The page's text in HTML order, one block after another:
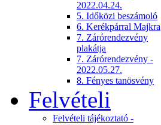
2022.04.24.
5. Időközi beszámoló
6. Kerékpárral Majkra
7. Zárórendezvény
plakátja
7. Zárórendezvény -
2022.05.27.
8. Fényes tanösvény
Felvételi
Felvételi tájékoztató -